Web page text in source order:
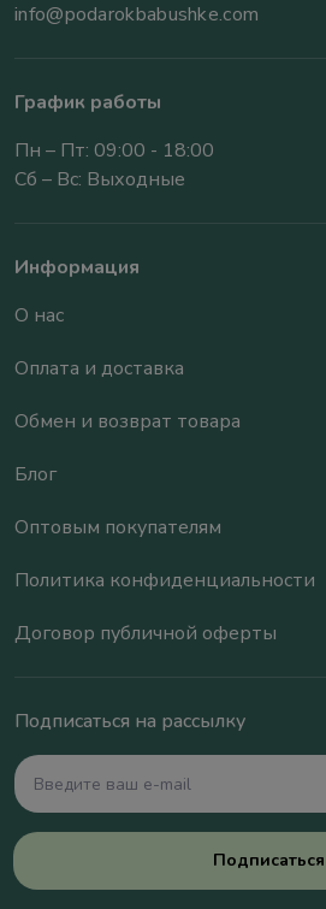
info@podarokbabushke.com
График работы
Пн – Пт: 09:00 - 18:00
Сб – Вс: Выходные
Информация
О нас
Оплата и доставка
Обмен и возврат товара
Блог
Оптовым покупателям
Политика конфиденциальности
Договор публичной оферты
Подписаться на рассылку
Подписаться